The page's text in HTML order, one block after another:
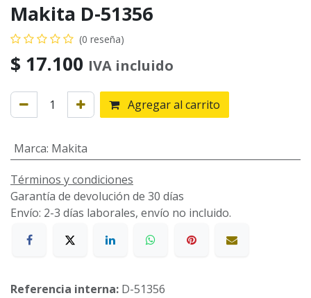
Makita D-51356
(0 reseña)
$ 17.100 IVA incluido
Agregar al carrito
Marca: Makita
Términos y condiciones
Garantía de devolución de 30 días
Envío: 2-3 días laborales, envío no incluido.
Referencia interna: D-51356